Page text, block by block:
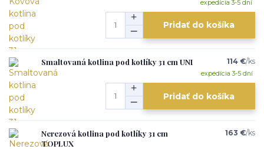
expedícia 3-5 dní
Pridať do košíka
Smaltovaná kotlina pod kotlíky 31 cm UNI 114 €/ks
expedícia 3-5 dní
Pridať do košíka
Nerezová kotlina pod kotlíky 31 cm
TOPLUX
163 €/ks